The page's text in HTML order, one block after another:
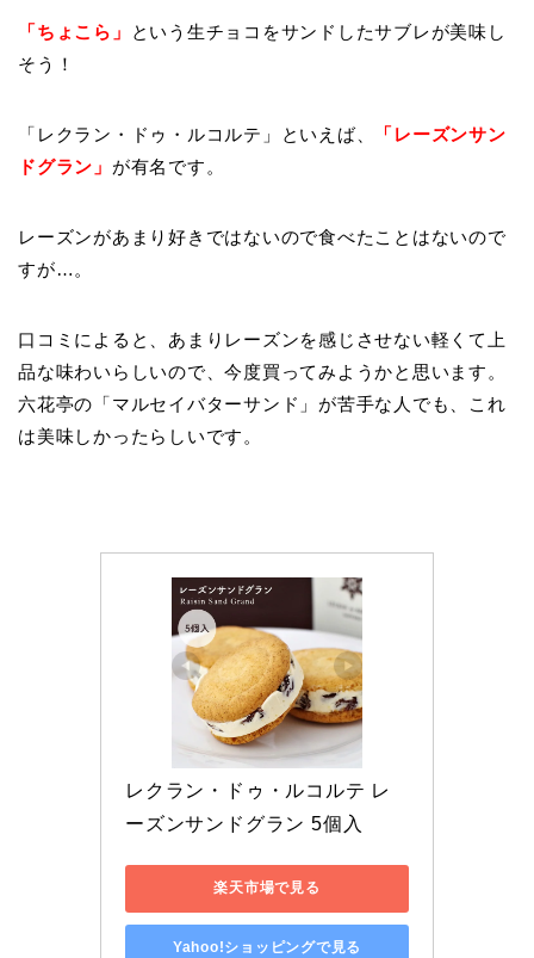
「ちょこら」
という生チョコをサンドしたサブレが美味し
そう！
「レクラン・ドゥ・ルコルテ」といえば、 「 レーズンサン
ドグラン」 が有名です。
レーズンがあまり好きではないので食べたことはないので
すが…。
口コミによると、あまりレーズンを感じさせない軽くて上
品な味わいらしいので、今度買ってみようかと思います。
六花亭の「マルセイバターサンド」が苦手な人でも、これ
は美味しかったらしいです。
レクラン・ドゥ・ルコルテ レ
ーズンサンドグラン 5個入
楽天市場で見る
Yahoo!ショッピングで見る